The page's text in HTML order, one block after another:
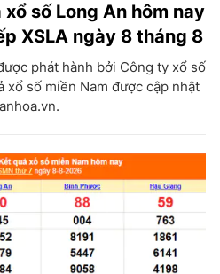
số Long An hôm nay
XSLA ngày 8 tháng 8
phát hành bởi Công ty xổ số
xổ số miền Nam được cập nhật